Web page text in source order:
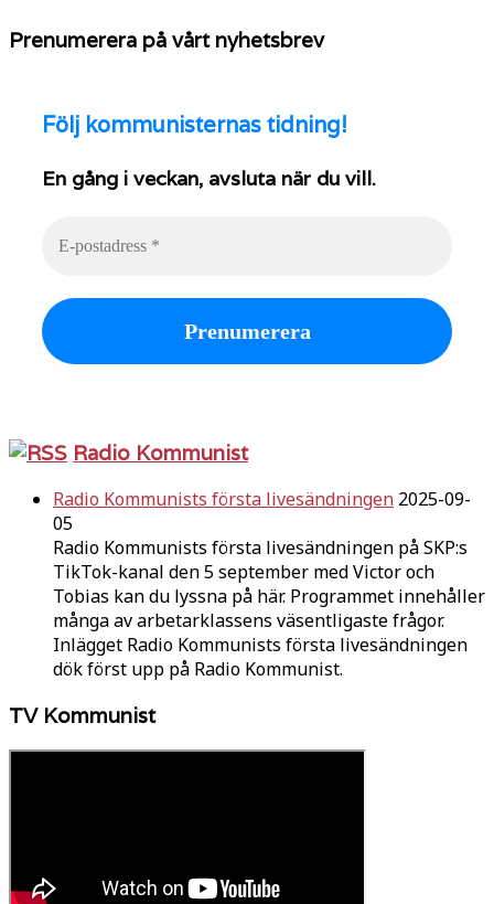
Prenumerera på vårt nyhetsbrev
Följ kommunisternas tidning!
En gång i veckan, avsluta när du vill.
Radio Kommunist
Radio Kommunists första livesändningen 2025-09-
05
Radio Kommunists första livesändningen på SKP:s
TikTok-kanal den 5 september med Victor och
Tobias kan du lyssna på här. Programmet innehåller
många av arbetarklassens väsentligaste frågor.
Inlägget Radio Kommunists första livesändningen
dök först upp på Radio Kommunist.
TV Kommunist